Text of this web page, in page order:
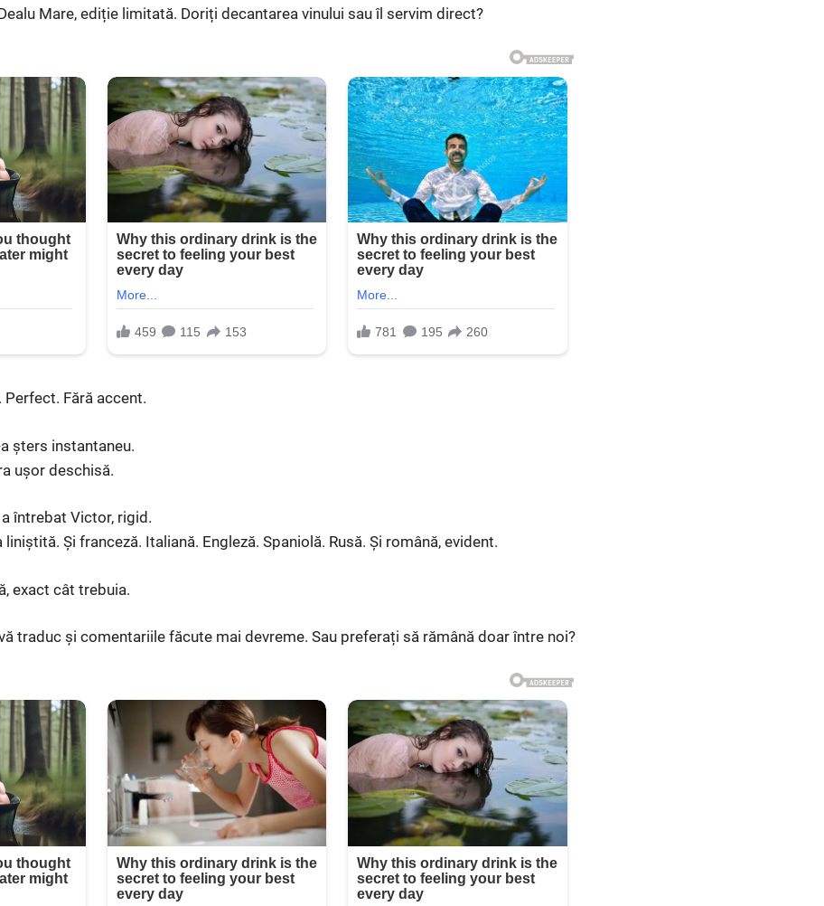
Mare, ediție limitată. Doriți decantarea vinului sau îl servim direct?
Fără accent.
șters instantaneu.
ușor deschisă.
întrebat Victor, rigid.
liniștită. Și franceză. Italiană. Engleză. Spaniolă. Rusă. Și română, evident.
exact cât trebuia.
traduc și comentariile făcute mai devreme. Sau preferați să rămână doar între noi?